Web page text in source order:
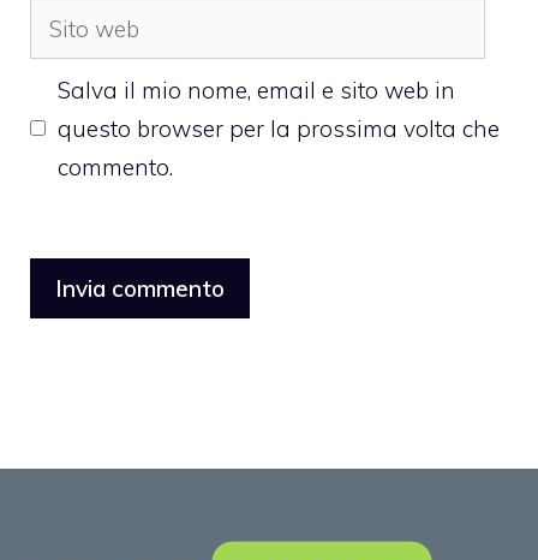
Sito
web
Salva il mio nome, email e sito web in
questo browser per la prossima volta che
commento.